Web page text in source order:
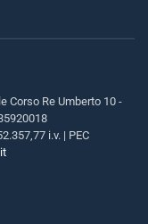
Corso Re Umberto 10 -
i.v. | PEC